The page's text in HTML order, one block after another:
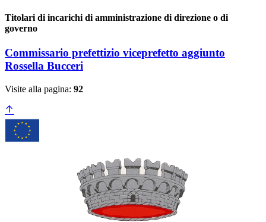
Titolari di incarichi di amministrazione di direzione o di
governo
Commissario prefettizio viceprefetto aggiunto
Rossella Bucceri
Visite alla pagina: 92